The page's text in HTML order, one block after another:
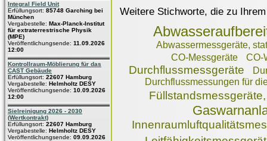
Integral Field Unit
Erfüllungsort: 85748 Garching bei
München
Vergabestelle: Max-Planck-Institut
für extraterrestrische Physik
(MPE)
Veröffentlichungsende: 11.09.2026
12:00
Kontrollraum-Möblierung für das
CAST Gebäude
Erfüllungsort: 22607 Hamburg
Vergabestelle: Helmholtz DESY
Veröffentlichungsende: 10.09.2026
12:00
Sielreinigung 2026 - 2030
(Wertkontrakt)
Erfüllungsort: 22607 Hamburg
Vergabestelle: Helmholtz DESY
Veröffentlichungsende: 09.09.2026
Weitere Stichworte, die zu
Abwassermessgeräte,
CO-Messgeräte
CO-
Durchflussmessgeräte
Durchflussmessungen für